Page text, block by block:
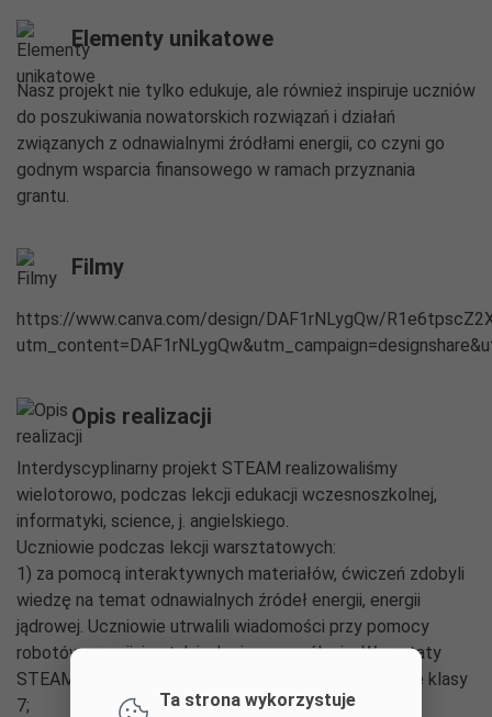
Elementy unikatowe
Nasz projekt nie tylko edukuje, ale również inspiruje uczniów
do poszukiwania nowatorskich rozwiązań i działań
związanych z odnawialnymi źródłami energii, co czyni go
godnym wsparcia finansowego w ramach przyznania
grantu.
Filmy
https://www.canva.com/design/DAF1rNLygQw/
Opis realizacji
Interdyscyplinarny projekt STEAM realizowaliśmy
wielotorowo, podczas lekcji edukacji wczesnoszkolnej,
informatyki, science, j. angielskiego.
Uczniowie podczas lekcji warsztatowych:
1) za pomocą interaktywnych materiałów, ćwiczeń zdobyli
wiedzę na temat odnawialnych źródeł energii, energii
jądrowej. Uczniowie utrwalili wiadomości przy pomocy
robotów, rozwijając także logiczne myślenie. Warsztaty
STEAM dla młodszych kolegów prowadzili uczniowie klasy
7;
Ta strona wykorzystuje